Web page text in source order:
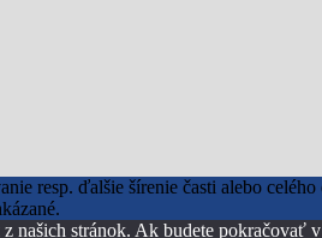
resp. ďalšie šírenie časti alebo
našich stránok. Ak budete